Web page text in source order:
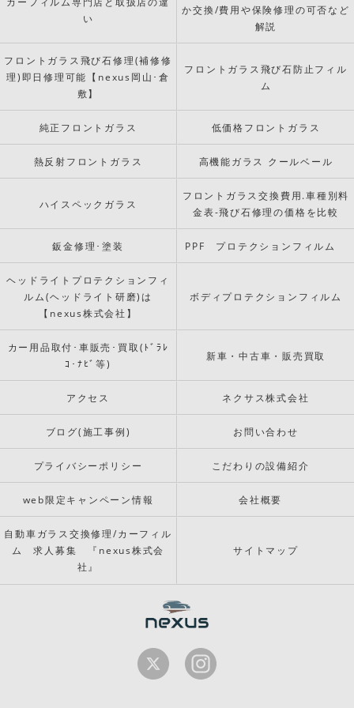
い
か交換/費用や保険修理の可否など
解説
フロントガラス飛び石修理(補修修
理)即日修理可能【nexus岡山･倉
敷】
フロントガラス飛び石防止フィル
ム
純正フロントガラス 低価格フロントガラス
熱反射フロントガラス 高機能ガラス クールベール
ハイスペックガラス
フロントガラス交換費用.車種別料
金表-飛び石修理の価格を比較
鈑金修理･塗装 PPF プロテクションフィルム
ヘッドライトプロテクションフィ
ルム(ヘッドライト研磨)は
【nexus株式会社】
ボディプロテクションフィルム
カー用品取付･車販売･買取(ﾄﾞﾗﾚ
ｺ･ﾅﾋﾞ等)
新車・中古車・販売買取
アクセス ネクサス株式会社
ブログ(施工事例) お問い合わせ
プライバシーポリシー こだわりの設備紹介
web限定キャンペーン情報 会社概要
自動車ガラス交換修理/カーフィル
ム 求人募集 『nexus株式会
社』
サイトマップ